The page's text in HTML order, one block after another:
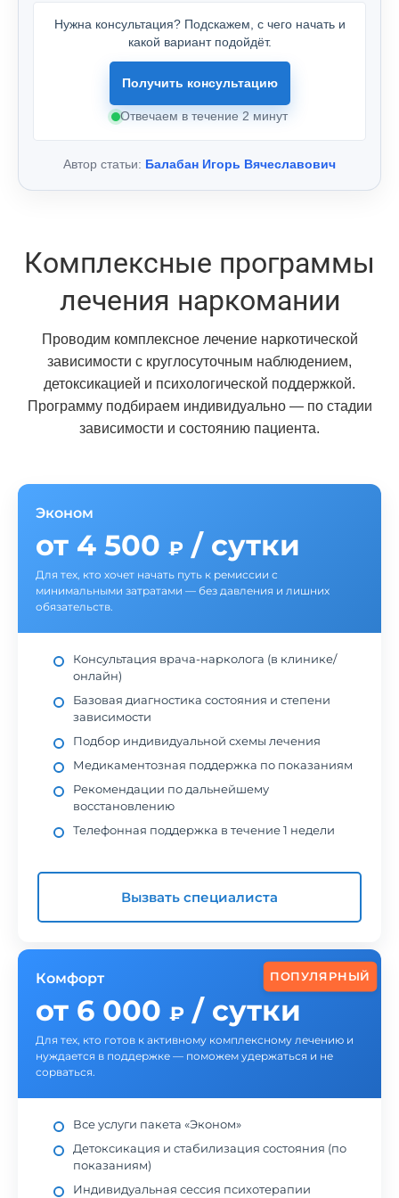
Нужна консультация? Подскажем, с чего начать и
какой вариант подойдёт.
Получить консультацию
Отвечаем в течение 2 минут
Автор статьи: Балабан Игорь Вячеславович
Комплексные программы
лечения наркомании
Проводим комплексное лечение наркотической
зависимости с круглосуточным наблюдением,
детоксикацией и психологической поддержкой.
Программу подбираем индивидуально — по стадии
зависимости и состоянию пациента.
Эконом
от 4 500 ₽ / сутки
Для тех, кто хочет начать путь к ремиссии с
минимальными затратами — без давления и лишних
обязательств.
Консультация врача-нарколога (в клинике/
онлайн)
Базовая диагностика состояния и степени
зависимости
Подбор индивидуальной схемы лечения
Медикаментозная поддержка по показаниям
Рекомендации по дальнейшему
восстановлению
Телефонная поддержка в течение 1 недели
Вызвать специалиста
ПОПУЛЯРНЫЙ
Комфорт
от 6 000 ₽ / сутки
Для тех, кто готов к активному комплексному лечению и
нуждается в поддержке — поможем удержаться и не
сорваться.
Все услуги пакета «Эконом»
Детоксикация и стабилизация состояния (по
показаниям)
Индивидуальная сессия психотерапии